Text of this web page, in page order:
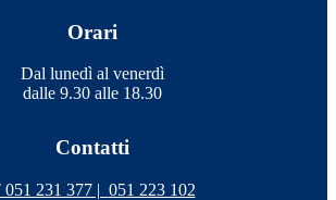
Orari
Dal lunedì al venerdì
dalle 9.30 alle 18.30
Contatti
051 231 377 | 051 223 102